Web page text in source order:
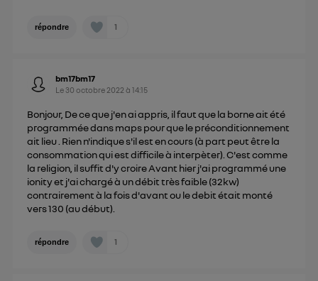
répondre 1
bm17bm17
Le 30 octobre 2022 à14:15
Bonjour, De ce que j'en ai appris, il faut que la borne ait été
programmée dans maps pour que le préconditionnement
ait lieu . Rien n'indique s'il est en cours (à part peut être la
consommation qui est difficile à interpèter). C'est comme
la religion, il suffit d'y croire Avant hier j'ai programmé une
ionity et j'ai chargé à un débit très faible (32kw)
contrairement à la fois d'avant ou le debit était monté
vers 130 (au début).
répondre 1